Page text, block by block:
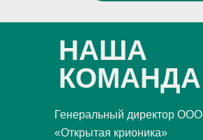
Генеральный директор ООО
«Открытая крионика»
НАША
КОМАНДА